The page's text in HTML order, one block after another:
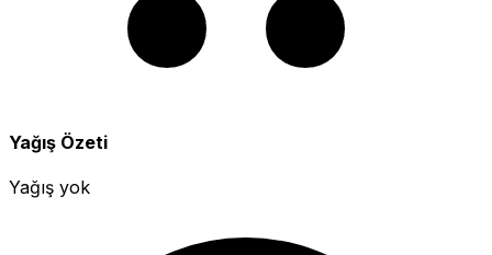
Yağış Özeti
Yağış yok